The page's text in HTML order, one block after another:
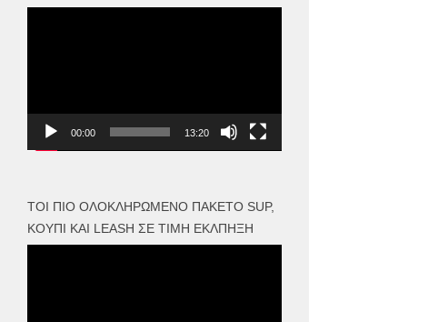
00:00 13:20
ΤΟΙ ΠΙΟ ΟΛΟΚΛΗΡΩΜΈΝΟ ΠΑΚΈΤΟ SUP,
ΚΟΥΠΊ ΚΑΙ LEASH ΣΕ ΤΙΜΉ ΈΚΛΠΗΞΗ